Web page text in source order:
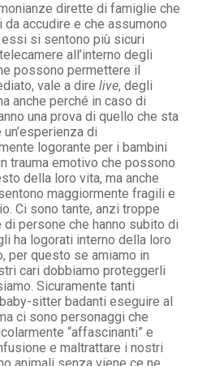
dirette di famiglie che
da accudire e che assumono
si sentono più sicuri
all’interno degli
possono permettere il
vale a dire live, degli
anche perché in caso di
una prova di quello che sta
di
logorante per i bambini
trauma emotivo che possono
della loro vita, ma anche
maggiormente fragili e
Ci sono tante, anzi troppe
persone che hanno subito di
ha logorati interno della loro
per questo se amiamo in
cari dobbiamo proteggerli
Sicuramente tanti
sitter badanti eseguire al
ci sono personaggi che
“affascinanti” e
e maltrattare i nostri